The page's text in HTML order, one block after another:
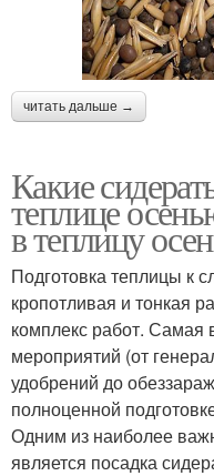
читать дальше →
Какие
теплице
в теплицу
Подготовка теплицы к
кропотливая и тонкая
комплекс работ.
мероприятий (от
удобрений до
полноценной
Одним из наиболее
является посадка